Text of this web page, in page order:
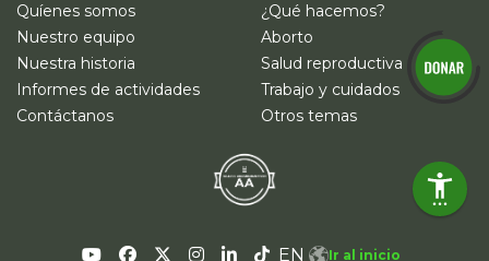
Quíenes somos
Nuestro equipo
Nuestra historia
Informes de actividades
Contáctanos
¿Qué hacemos?
Aborto
Salud reproductiva
Trabajo y cuidados
Otros temas
EN Ir al inicio